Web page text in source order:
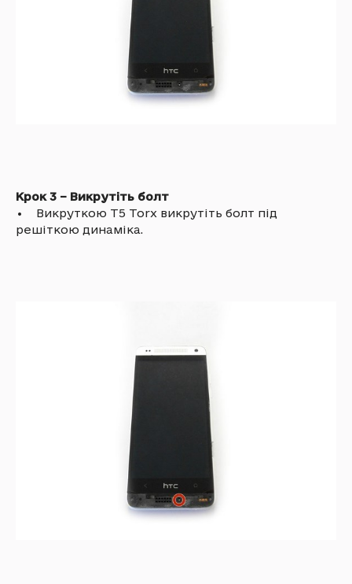
Крок 3 – Викрутіть болт
• Викруткою T5 Torx викрутіть болт під
решіткою динаміка.